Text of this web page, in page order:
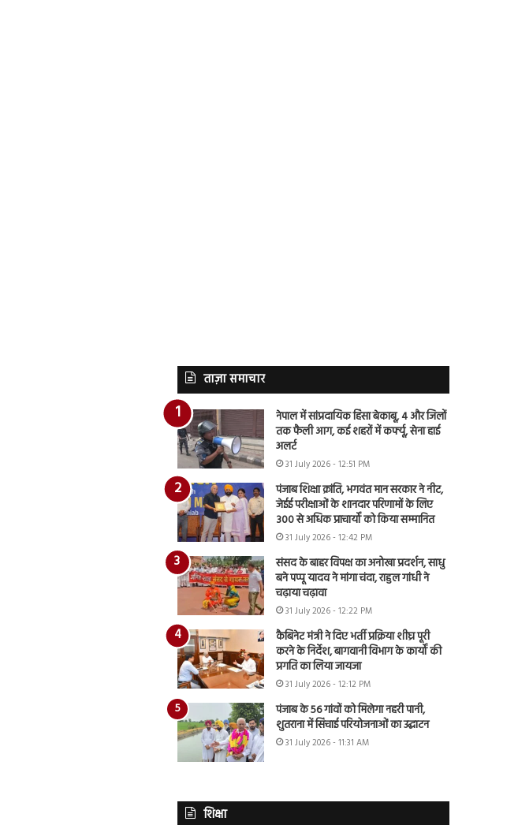
ताज़ा समाचार
नेपाल में सांप्रदायिक हिंसा बेकाबू, 4 और जिलों
तक फैली आग, कई शहरों में कर्फ्यू, सेना हाई
अलर्ट
31 July 2026 - 12:51 PM
पंजाब शिक्षा क्रांति, भगवंत मान सरकार ने नीट,
जेईई परीक्षाओं के शानदार परिणामों के लिए
300 से अधिक प्राचार्यों को किया सम्मानित
31 July 2026 - 12:42 PM
संसद के बाहर विपक्ष का अनोखा प्रदर्शन, साधु
बने पप्पू यादव ने मांगा चंदा, राहुल गांधी ने
चढ़ाया चढ़ावा
31 July 2026 - 12:22 PM
कैबिनेट मंत्री ने दिए भर्ती प्रक्रिया शीघ्र पूरी
करने के निर्देश, बागवानी विभाग के कार्यों की
प्रगति का लिया जायजा
31 July 2026 - 12:12 PM
पंजाब के 56 गांवों को मिलेगा नहरी पानी,
शुतराना में सिंचाई परियोजनाओं का उद्घाटन
31 July 2026 - 11:31 AM
शिक्षा